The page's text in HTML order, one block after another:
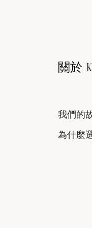
關於
我們的
為什麼